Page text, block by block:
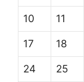
10 11
17 18
24 25